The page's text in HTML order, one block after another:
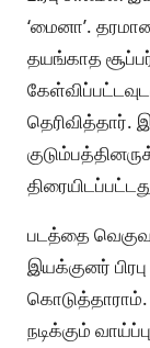
‘மைனா’.
தயங்காத
தெரிவித்தார்.
படத்தை
இயக்குனர்
கொடுத்தாராம்.
நடிக்கும்